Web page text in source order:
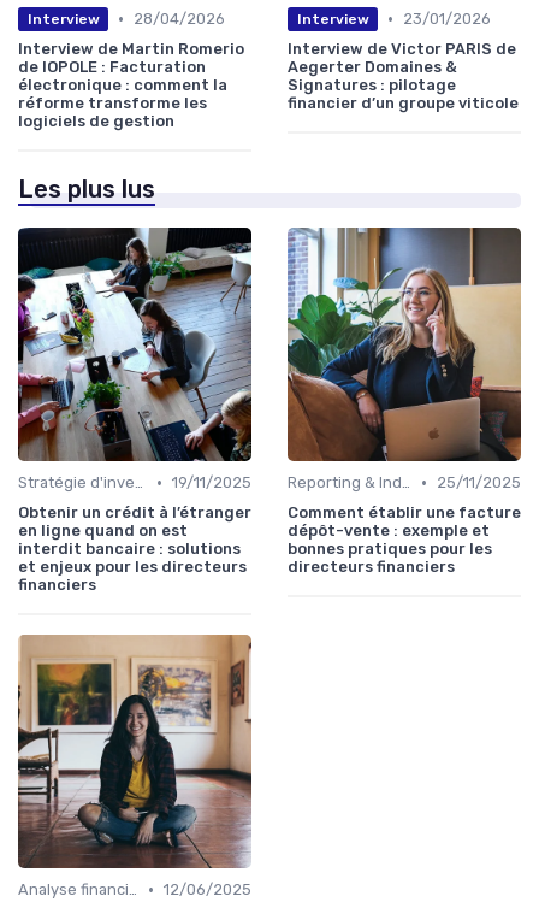
Interview •
28/04/2026
Interview de Martin Romerio
de IOPOLE : Facturation
électronique : comment la
réforme transforme les
logiciels de gestion
Interview •
23/01/2026
Interview de Victor PARIS de
Aegerter Domaines &
Signatures : pilotage
financier d’un groupe viticole
Les plus lus
Stratégie d'investissement • 19/11/2025
Obtenir un crédit à l’étranger
en ligne quand on est
interdit bancaire : solutions
et enjeux pour les directeurs
financiers
Reporting & Indicateurs •
25/11/2025
Comment établir une facture
dépôt-vente : exemple et
bonnes pratiques pour les
directeurs financiers
Analyse financière • 12/06/2025